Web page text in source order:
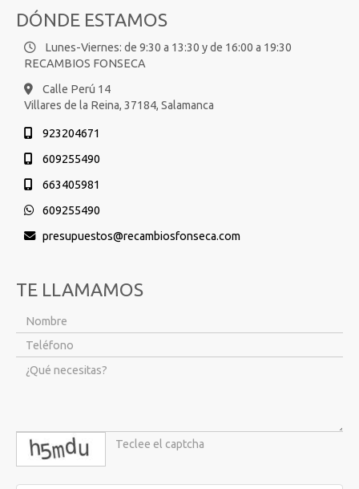
DÓNDE ESTAMOS
Lunes-Viernes: de 9:30 a 13:30 y de 16:00 a 19:30
RECAMBIOS FONSECA
Calle Perú 14
Villares de la Reina, 37184, Salamanca
923204671
609255490
663405981
609255490
presupuestos
recambiosfonseca.com
TE LLAMAMOS
captcha